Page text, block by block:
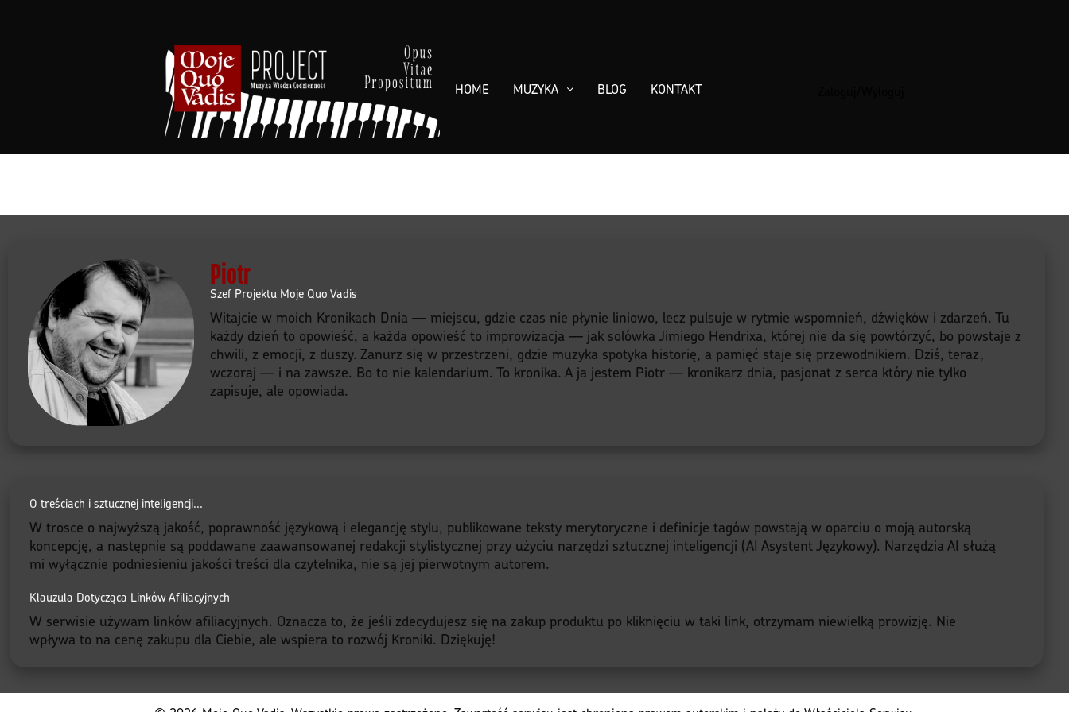
HOME MUZYKA BLOG KONTAKT
Piotr
Szef Projektu Moje Quo Vadis
Witajcie w moich Kronikach Dnia — miejscu, gdzie czas nie płynie liniowo, lecz pulsuje w rytmie wspomnień, dźwięków i zdarzeń. Tu
każdy dzień to opowieść, a każda opowieść to improwizacja — jak solówka Jimiego Hendrixa, której nie da się powtórzyć, bo powstaje z
chwili, z emocji, z duszy. Zanurz się w przestrzeni, gdzie muzyka spotyka historię, a pamięć staje się przewodnikiem. Dziś, teraz,
wczoraj — i na zawsze. Bo to nie kalendarium. To kronika. A ja jestem Piotr — kronikarz dnia, pasjonat z serca który nie tylko
zapisuje, ale opowiada.
O treściach i sztucznej inteligencji...
W trosce o najwyższą jakość, poprawność językową i elegancję stylu, publikowane teksty merytoryczne i definicje tagów powstają w oparciu o moją autorską
koncepcję, a następnie są poddawane zaawansowanej redakcji stylistycznej przy użyciu narzędzi sztucznej inteligencji (AI Asystent Językowy). Narzędzia AI służą
mi wyłącznie podniesieniu jakości treści dla czytelnika, nie są jej pierwotnym autorem.
Klauzula Dotycząca Linków Afiliacyjnych
W serwisie używam linków afiliacyjnych. Oznacza to, że jeśli zdecydujesz się na zakup produktu po kliknięciu w taki link, otrzymam niewielką prowizję. Nie
wpływa to na cenę zakupu dla Ciebie, ale wspiera to rozwój Kroniki. Dziękuję!